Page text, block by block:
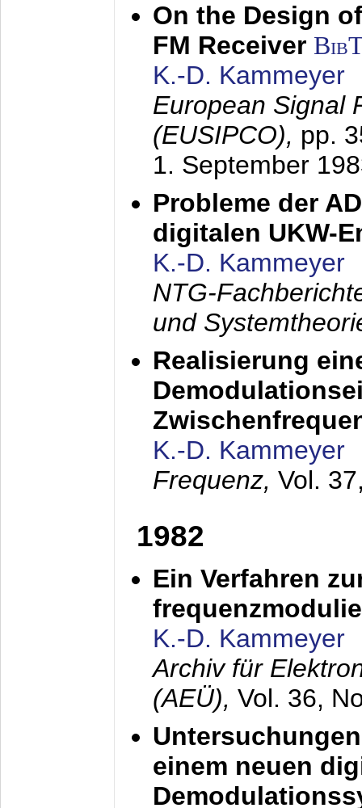
On the Design
FM Receiver
K.-D. Kammeyer
European Signal
(EUSIPCO), pp.
1. September
Probleme der
digitalen UKW-
K.-D. Kammeyer
NTG-
und
Realisierung
K.-D. Kammeyer
Frequenz, Vol.
1982
Ein Verfahren
K.-D. Kammeyer
Archiv für
(AEÜ), Vol. 36,
einem neuen